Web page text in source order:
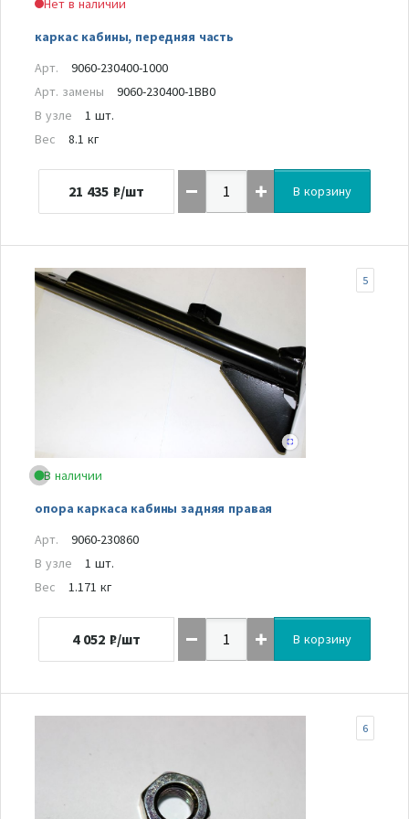
Нет в наличии
каркас кабины, передняя часть
Арт.
9060-230400-1000
Арт. замены
9060-230400-1BB0
В узле
1 шт.
Вес
8.1 кг
21 435 ₽/шт В корзину
В наличии
опора каркаса кабины задняя правая
5
Арт.
9060-230860
В узле
1 шт.
Вес
1.171 кг
4 052 ₽/шт В корзину
6